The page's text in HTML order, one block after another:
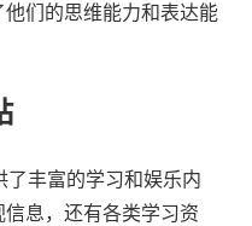
们的思维能力和表达能
了丰富的学习和娱乐内
息，还有各类学习资